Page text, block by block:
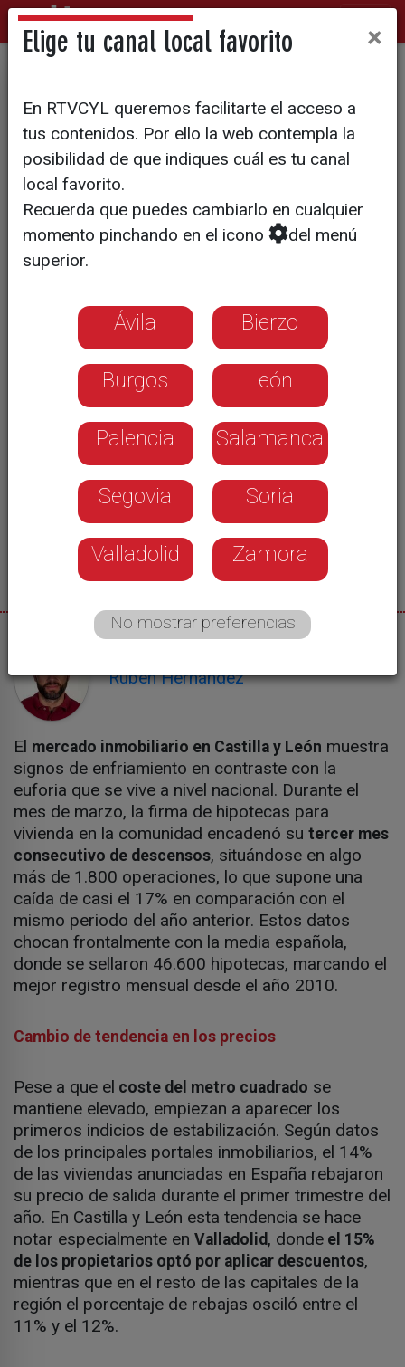
Las hipotecas caen un 17%
en Castilla y León en pleno
récord inmobiliario nacional
La firma de préstamos encadena tres
meses a la baja en la comunidad,
aunque la resistencia de los
en los precios de venta
Rubén Hernández
El mercado inmobiliario en Castilla y León muestra
signos de enfriamiento en contraste con la
euforia que se vive a nivel nacional. Durante el
mes de marzo, la firma de hipotecas para
vivienda en la comunidad encadenó su tercer mes
consecutivo de descensos, situándose en algo
más de 1.800 operaciones, lo que supone una
caída de casi el 17% en comparación con el
mismo periodo del año anterior. Estos datos
chocan frontalmente con la media española,
donde se sellaron 46.600 hipotecas, marcando el
mejor registro mensual desde el año 2010.
Cambio de tendencia en los precios
Pese a que el coste del metro cuadrado se
mantiene elevado, empiezan a aparecer los
primeros indicios de estabilización. Según datos
de los principales portales inmobiliarios, el 14%
de las viviendas anunciadas en España rebajaron
su precio de salida durante el primer trimestre del
año. En Castilla y León esta tendencia se hace
notar especialmente en Valladolid , donde el 15%
de los propietarios optó por aplicar descuentos,
mientras que en el resto de las capitales de la
región el porcentaje de rebajas osciló entre el
11% y el 12%.
Elige tu canal local favorito ×
En RTVCYL queremos facilitarte el acceso a
tus contenidos. Por ello la web contempla la
posibilidad de que indiques cuál es tu canal
local favorito.
Recuerda que puedes cambiarlo en cualquier
momento pinchando en el icono
del menú
superior.
Ávila Bierzo
Burgos León
Palencia Salamanca
Segovia Soria
Valladolid Zamora
No mostrar preferencias